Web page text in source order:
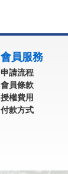
會員服務
申請流程
會員條款
授權費用
付款方式